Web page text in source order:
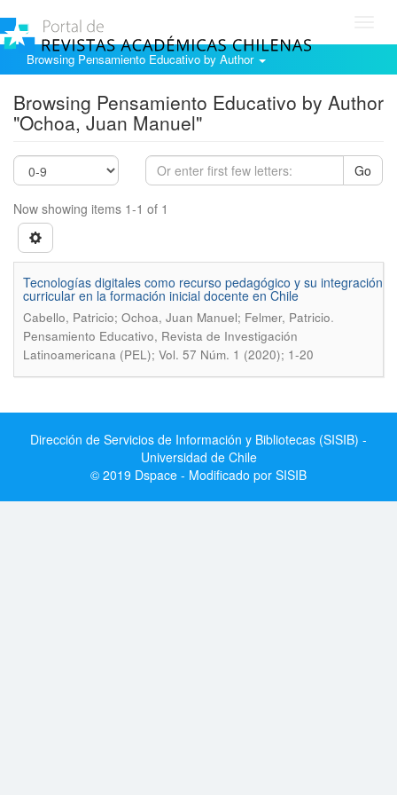
Browsing Pensamiento Educativo by Author
Browsing Pensamiento Educativo by Author
"Ochoa, Juan Manuel"
Go
Now showing items 1-1 of 1
Tecnologías digitales como recurso pedagógico y su integración
curricular en la formación inicial docente en Chile
Cabello, Patricio; Ochoa, Juan Manuel; Felmer, Patricio.
Pensamiento Educativo, Revista de Investigación
Latinoamericana (PEL); Vol. 57 Núm. 1 (2020); 1-20
Dirección de Servicios de Información y Bibliotecas (SISIB) -
Universidad de Chile
© 2019 Dspace - Modificado por SISIB